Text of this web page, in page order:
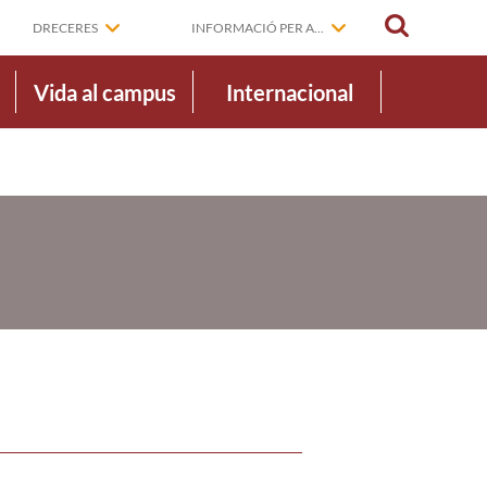
DRECERES INFORMACIÓ PER A...
Vida al campus Internacional